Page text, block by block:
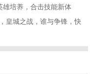
培养，合击技能新体
皇城之战，谁与争锋，快